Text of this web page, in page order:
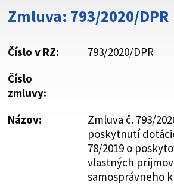
vždy začína https:// pred názvom
Zmluva: 793/2020/DPR
Číslo v RZ:
793/2020/DPR
Číslo
zmluvy:
Názov:
Zmluva č. 793/
poskytnutí
78/2019 o
vlastných
samosprávneho